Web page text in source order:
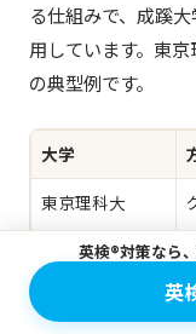
る仕組みで、成蹊
用しています。東
の典型例です。
大学
東京理科大
英検®対策なら
英